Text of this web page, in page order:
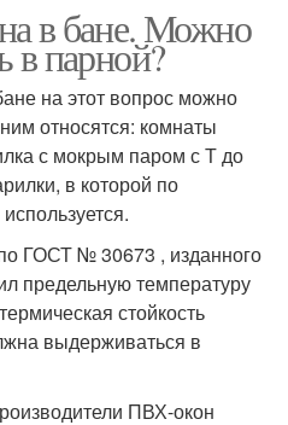
в бане. Можно
в парной?
на этот вопрос можно
относятся: комнаты
с мокрым паром с Т до
в которой по
ГОСТ № 30673 , изданного
предельную температуру
стойкость
выдерживаться в
ПВХ-окон